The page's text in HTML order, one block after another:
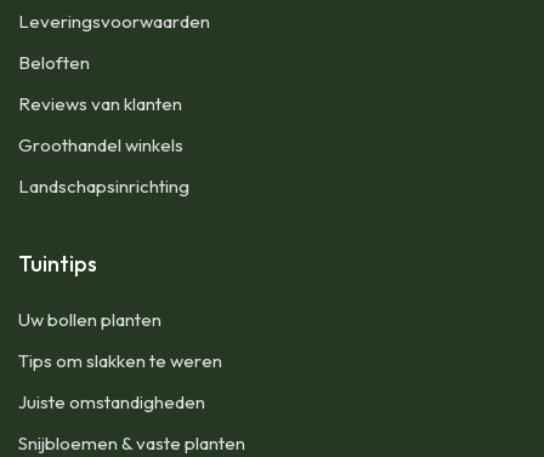
Leveringsvoorwaarden
Beloften
Reviews van klanten
Groothandel winkels
Landschapsinrichting
Tuintips
Uw bollen planten
Tips om slakken te weren
Juiste omstandigheden
Snijbloemen & vaste planten